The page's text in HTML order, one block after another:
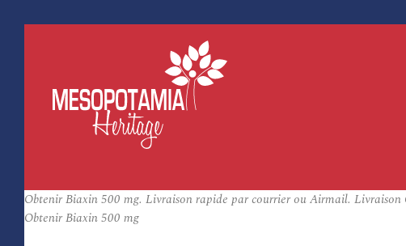
Obtenir Biaxin 500 mg. Livraison rapide par courrier ou Airmail. Livraison
Obtenir Biaxin 500 mg